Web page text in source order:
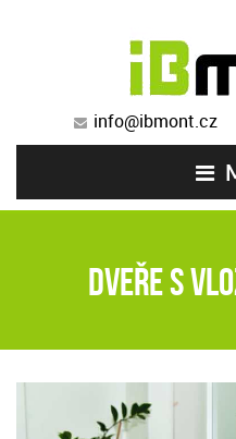
info@ibmont.cz
Dveře s